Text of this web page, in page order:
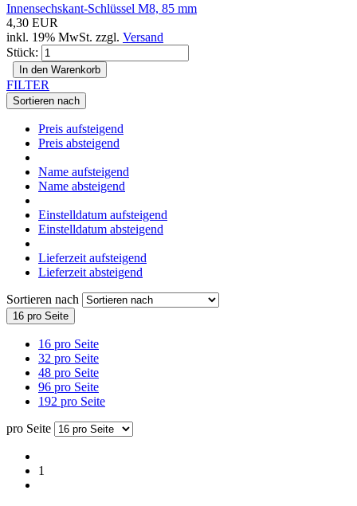
Innensechskant-Schlüssel M8, 85 mm
4,30 EUR
inkl. 19% MwSt. zzgl. Versand
Stück:
In den Warenkorb
FILTER
Sortieren nach
Preis aufsteigend
Preis absteigend
Name aufsteigend
Name absteigend
Einstelldatum aufsteigend
Einstelldatum absteigend
Lieferzeit aufsteigend
Lieferzeit absteigend
Sortieren nach
16 pro Seite
16 pro Seite
32 pro Seite
48 pro Seite
96 pro Seite
192 pro Seite
pro Seite
1